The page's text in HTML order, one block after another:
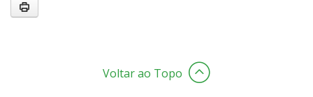
Voltar ao Topo